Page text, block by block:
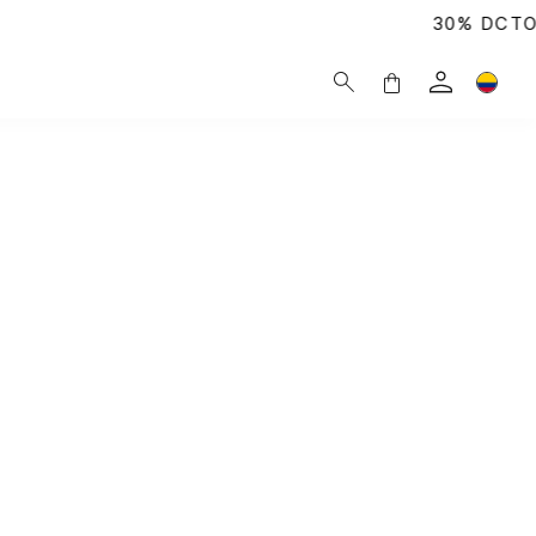
30% DCTO en ref. exclusivas |